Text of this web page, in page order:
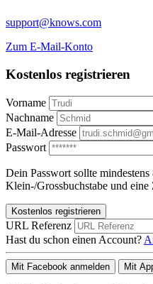
support@knows.com
Zum E-Mail-Konto
Kostenlos registrieren
Vorname
Nachname
E-Mail-Adresse
Passwort
Dein Passwort sollte
Klein-/Grossbuchstabe und eine
Kostenlos registrieren
URL Referenz
Hast du schon einen Account?
Mit Facebook anmelden Mit